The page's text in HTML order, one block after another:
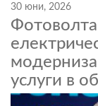
30 юни, 2026
услуги в